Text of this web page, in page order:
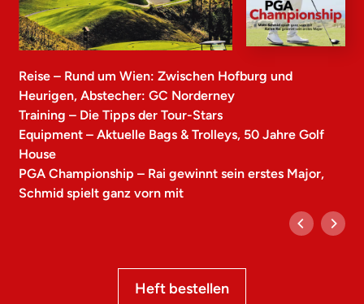
Reise – Rund um Wien: Zwischen Hofburg und
Heurigen, Abstecher: GC Norderney
Training – Die Tipps der Tour-Stars
Equipment – Aktuelle Bags & Trolleys, 50 Jahre Golf
House
PGA Championship – Rai gewinnt sein erstes Major,
Schmid spielt ganz vorn mit
Heft bestellen